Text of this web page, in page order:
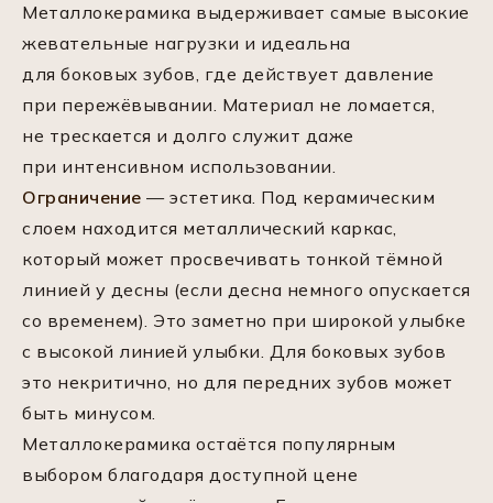
Металлокерамика выдерживает самые высокие
жевательные нагрузки и идеальна
для боковых зубов, где действует давление
при пережёвывании. Материал не ломается,
не трескается и долго служит даже
при интенсивном использовании.
Ограничение — эстетика. Под керамическим
слоем находится металлический каркас,
который может просвечивать тонкой тёмной
линией у десны (если десна немного опускается
со временем). Это заметно при широкой улыбке
с высокой линией улыбки. Для боковых зубов
это некритично, но для передних зубов может
быть минусом.
Металлокерамика остаётся популярным
выбором благодаря доступной цене